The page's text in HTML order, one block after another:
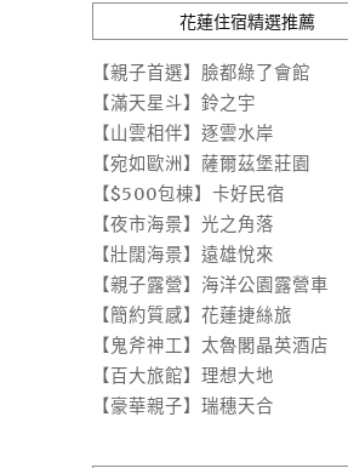
花蓮住宿精選推薦
【親子首選】臉都綠了會館
【滿天星斗】鈴之宇
【山雲相伴】逐雲水岸
【宛如歐洲】薩爾茲堡莊園
【$500包棟】卡好民宿
【夜市海景】光之角落
【壯闊海景】遠雄悅來
【親子露營】海洋公園露營車
【簡約質感】花蓮捷絲旅
【鬼斧神工】太魯閣晶英酒店
【百大旅館】理想大地
【豪華親子】瑞穗天合